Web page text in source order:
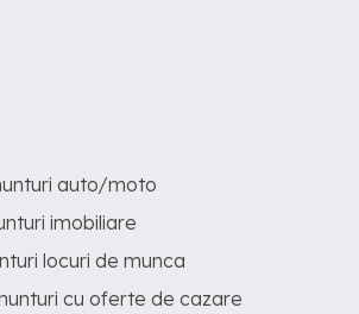
auto/moto
imobiliare
locuri de munca
cu oferte de cazare